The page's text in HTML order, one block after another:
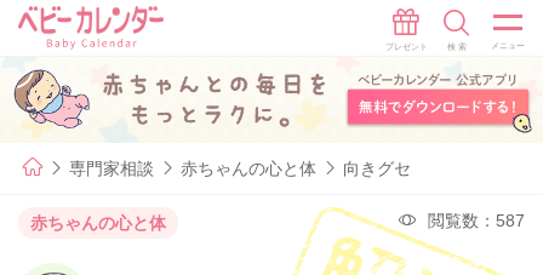
専門家相談 赤ちゃんの心と体 向きグセ
赤ちゃんの心と体 閲覧数：587